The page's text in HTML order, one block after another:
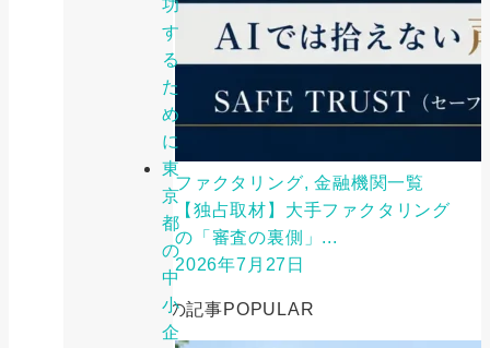
功
す
る
た
め
に
東
京
都
の
中
小
企
ファクタリング, 金融機関一覧
【独占取材】大手ファクタリング
の「審査の裏側」...
2026年7月27日
人気の記事POPULAR